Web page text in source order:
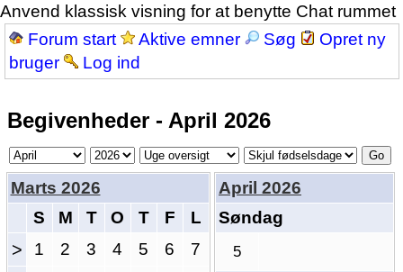
Anvend klassisk visning for at benytte Chat rummet
Forum start
Aktive emner Søg
Opret ny
bruger
Log ind
Begivenheder - April 2026
Marts 2026
S
M T O T F L
> 1 2 3 4 5 6 7
April 2026
Søndag
5